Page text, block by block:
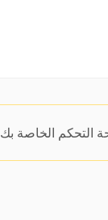
التحكم الخاصة بك